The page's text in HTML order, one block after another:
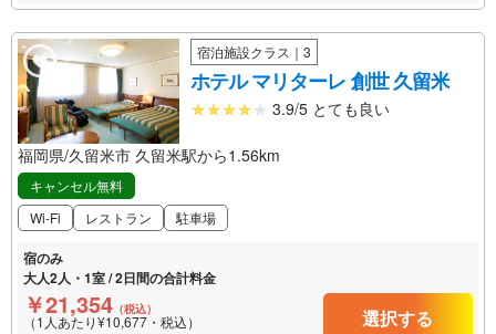
宿泊施設クラス｜3
ホテル マリターレ 創世 久留米
3.9/5 とても良い
福岡県/久留米市 久留米駅から1.56km
キャンセル無料
Wi-Fi
レストラン 駐車場
宿のみ
大人2人・1室 / 2日間の合計料金
￥21,354 （税込）
（1人あたり¥10,677・税込） 選択する